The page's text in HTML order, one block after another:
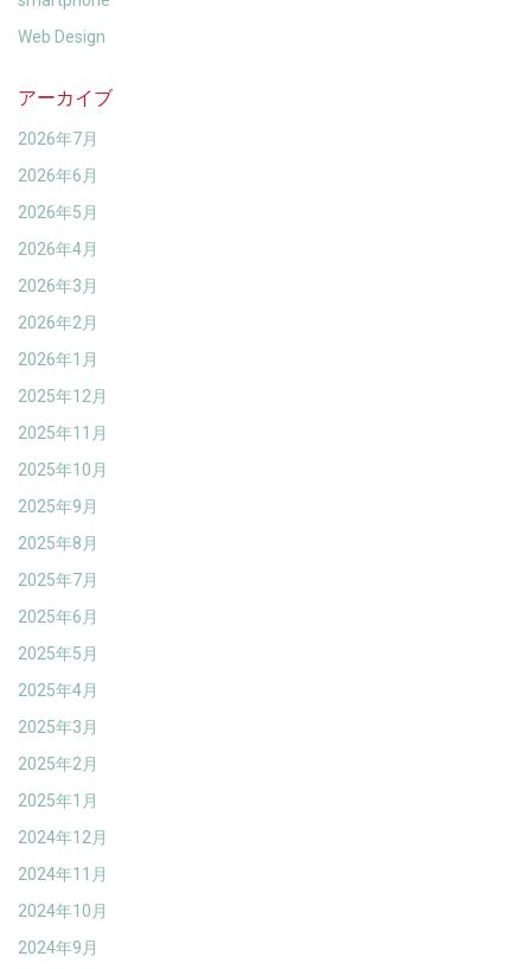
Web Design
アーカイブ
2026年7月
2026年6月
2026年5月
2026年4月
2026年3月
2026年2月
2026年1月
2025年12月
2025年11月
2025年10月
2025年9月
2025年8月
2025年7月
2025年6月
2025年5月
2025年4月
2025年3月
2025年2月
2025年1月
2024年12月
2024年11月
2024年10月
2024年9月